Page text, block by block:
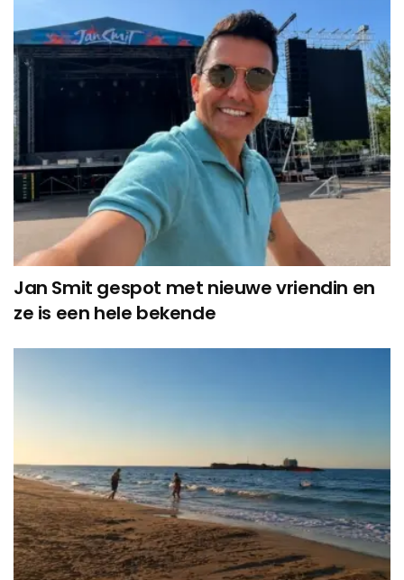
Jan Smit gespot met nieuwe vriendin en
ze is een hele bekende